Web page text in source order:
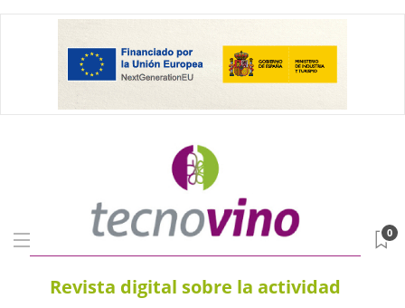
Revista digital sobre la actividad
0